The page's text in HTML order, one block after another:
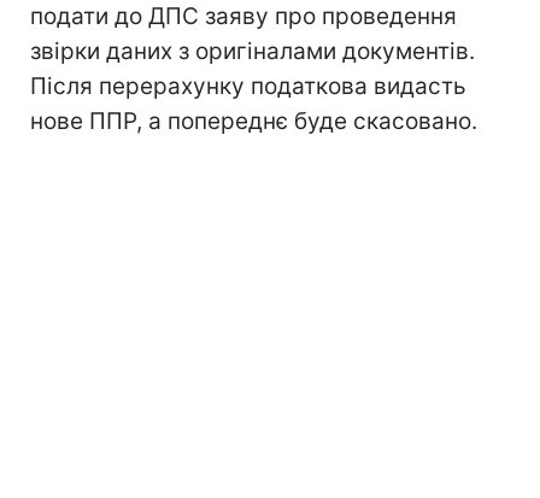
подати до ДПС заяву про проведення
звірки даних з оригіналами документів.
Після перерахунку податкова видасть
нове ППР, а попереднє буде скасовано.